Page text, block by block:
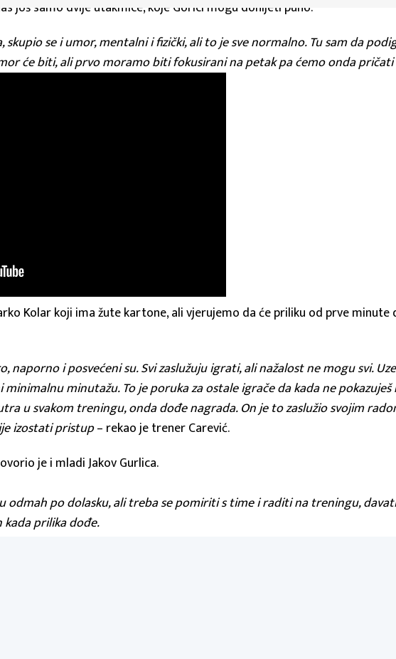
još samo dvije utakmice, koje Gorici mogu donijeti puno.
skupio se i umor, mentalni i fizički, ali to je sve normalno. Tu sam da
će biti, ali prvo moramo biti fokusirani na petak pa ćemo onda
Kolar koji ima žute kartone, ali vjerujemo da će priliku od prve
naporno i posvećeni su. Svi zaslužuju igrati, ali nažalost ne mogu svi.
minutažu. To je poruka za ostale igrače da kada ne
u svakom treningu, onda dođe nagrada. On je to zaslužio svojim
izostati pristup– rekao je trener Carević.
je i mladi Jakov Gurlica.
odmah po dolasku, ali treba se pomiriti s time i raditi na treningu,
prilika dođe.